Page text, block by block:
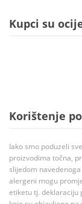
Kupci su
Korištenje
Iako smo poduzeli
proizvodima točna,
slijedom
alergeni mogu
etiketu tj. deklaraciju